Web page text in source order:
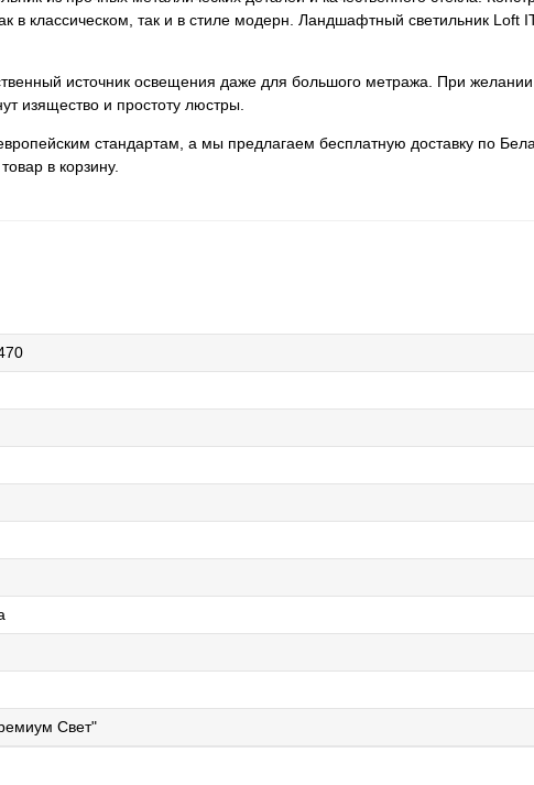
в классическом, так и в стиле модерн. Ландшафтный светильник Loft
источник освещения даже для большого метража. При
изящество и простоту люстры.
стандартам, а мы предлагаем бесплатную доставку по
в корзину.
Свет"